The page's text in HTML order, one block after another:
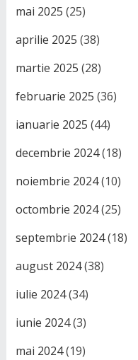
mai 2025 (25)
aprilie 2025 (38)
martie 2025 (28)
februarie 2025 (36)
ianuarie 2025 (44)
decembrie 2024(18)
noiembrie 2024(10)
octombrie 2024(25)
septembrie 2024(18)
august 2024(38)
iulie 2024(34)
iunie 2024(3)
mai 2024(19)